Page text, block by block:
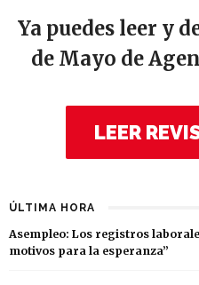
Ya puedes leer y
de Mayo de
LEER
ÚLTIMA HORA
Asempleo: Los registros
motivos para la esperanza”